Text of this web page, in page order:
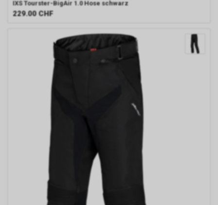
IXS Tourster-BigAir 1.0 Hose schwarz
229.00 CHF